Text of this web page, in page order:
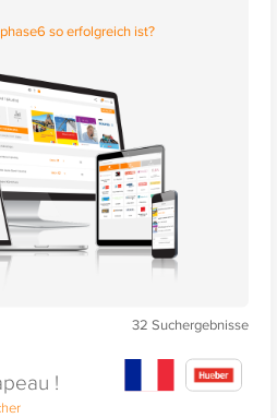
so erfolgreich ist?
32 Suchergebnisse
!